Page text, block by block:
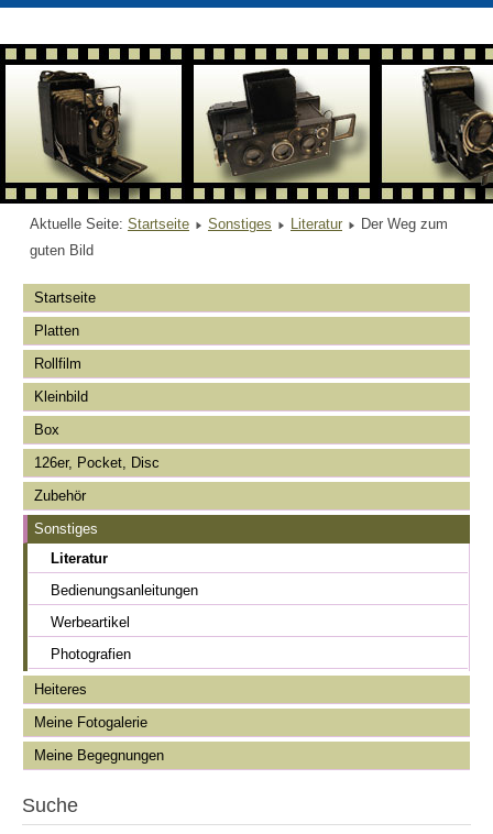
Aktuelle Seite: Startseite Sonstiges Literatur
Der Weg zum
guten Bild
Startseite
Platten
Rollfilm
Kleinbild
Box
126er, Pocket, Disc
Zubehör
Sonstiges
Literatur
Bedienungsanleitungen
Werbeartikel
Photografien
Heiteres
Meine Fotogalerie
Meine Begegnungen
Suche